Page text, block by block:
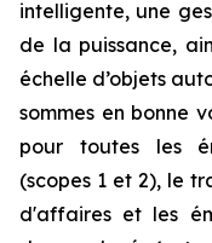
intelligente, une
de la puissance,
échelle d’objets
sommes en bonne
pour toutes les
(scopes 1 et 2), le
d'affaires et les